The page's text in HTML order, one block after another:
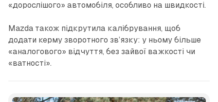
«дорослішого» автомобіля, особливо на швидкості.
Mazda також підкрутила калібрування, щоб
додати керму зворотного зв’язку: у ньому більше
«аналогового» відчуття, без зайвої важкості чи
«ватності».